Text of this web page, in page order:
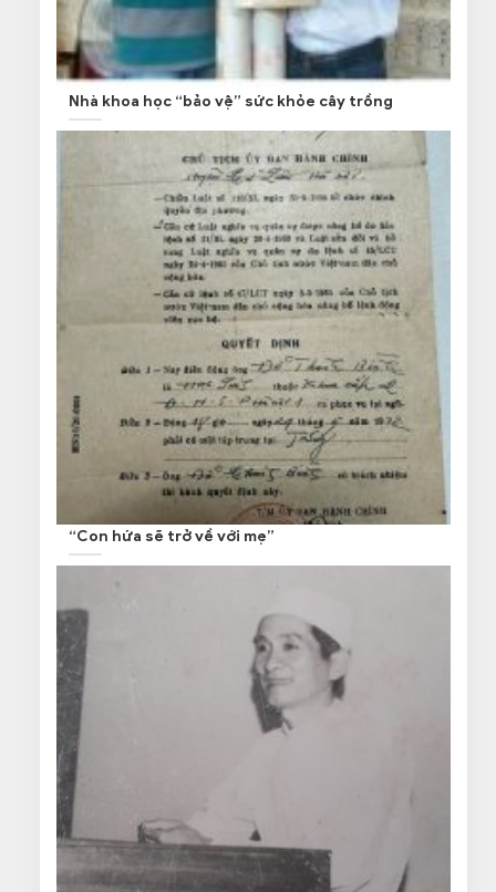
Nhà khoa học “bảo vệ” sức khỏe cây trồng
“Con hứa sẽ trở về với mẹ”